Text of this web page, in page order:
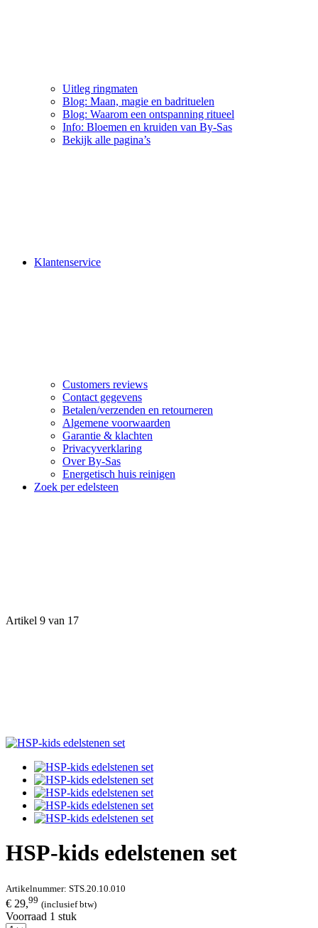
Uitleg ringmaten
Blog: Maan, magie en badrituelen
Blog: Waarom een ontspanning ritueel
Info: Bloemen en kruiden van By-Sas
Bekijk alle pagina’s
Klantenservice
Customers reviews
Contact gegevens
Betalen/verzenden en retourneren
Algemene voorwaarden
Garantie & klachten
Privacyverklaring
Over By-Sas
Energetisch huis reinigen
Zoek per edelsteen
Artikel 9 van 17
HSP-kids edelstenen set
Artikelnummer: STS.20.10.010
€ 29,99 (inclusief btw)
Voorraad 1 stuk